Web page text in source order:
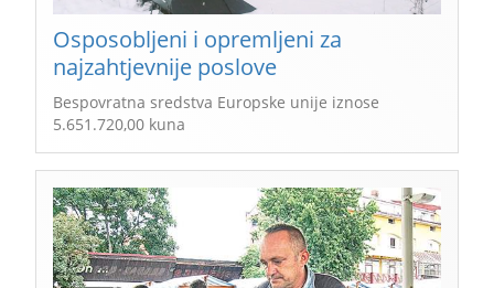
Osposobljeni i opremljeni za
najzahtjevnije poslove
Bespovratna sredstva Europske unije iznose
5.651.720,00 kuna